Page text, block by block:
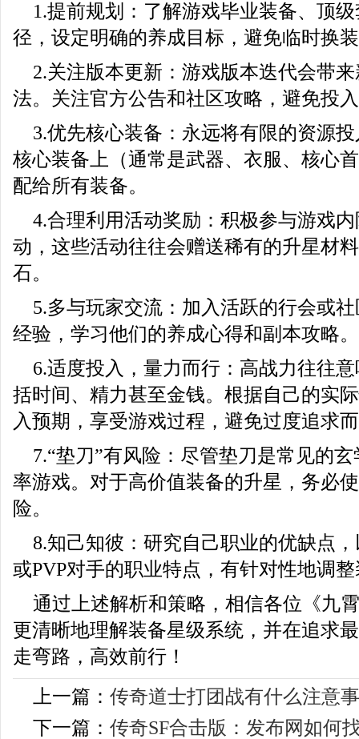
1.提前规划：了解游戏毕业装备、顶
径，设定明确的养成目标，避免临时换
2.关注版本更新：游戏版本迭代会带
法。关注官方公告和社区攻略，避免投
3.优先核心装备：永远将有限的资源
核心装备上（通常是武器、衣服、核心
配给所有装备。
4.合理利用活动奖励：积极参与游戏
动，这些活动往往会赠送稀有的升星材
石。
5.多与玩家交流：加入活跃的行会或
经验，学习他们的养成心得和副本攻略。
6.适度投入，量力而行：高战力往往
括时间、精力甚至金钱。根据自己的实
入预期，享受游戏过程，避免过度追求
7.“垫刀”有风险：尽管垫刀是常见的
率游戏。对于高价值装备的升星，务必
险。
8.知己知彼：研究自己职业的优缺点
或PVP对手的职业特点，有针对性地调
通过上述解析和策略，相信各位《九
更清晰地理解装备星级系统，并在追求
走弯路，高效前行！
上一篇： 传奇道士打团战有什么注意
下一篇： 传奇SF合击版：发布网如何